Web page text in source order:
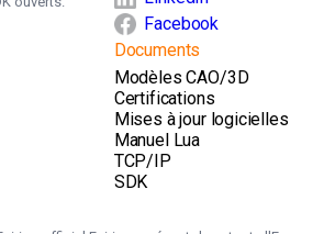
Facebook
Documents
Modèles CAO/3D
Certifications
Mises à jour logicielles
Manuel Lua
TCP/IP
SDK